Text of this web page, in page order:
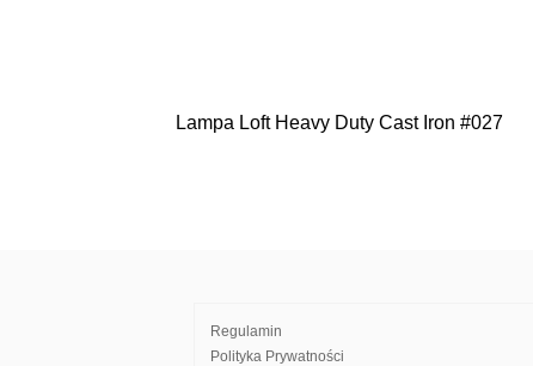
Nawigacja
Lampa Loft Heavy Duty Cast Iron #027
Regulamin
Polityka Prywatności